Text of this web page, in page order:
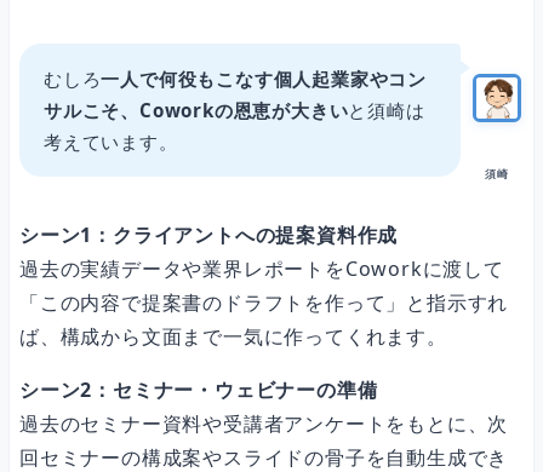
須崎
むしろ一人で何役もこなす個人起業家やコン
サルこそ、Coworkの恩恵が大きいと須崎は
考えています。
シーン1：クライアントへの提案資料作成
過去の実績データや業界レポートをCoworkに渡して
「この内容で提案書のドラフトを作って」と指示すれ
ば、構成から文面まで一気に作ってくれます。
シーン2：セミナー・ウェビナーの準備
過去のセミナー資料や受講者アンケートをもとに、次
回セミナーの構成案やスライドの骨子を自動生成でき